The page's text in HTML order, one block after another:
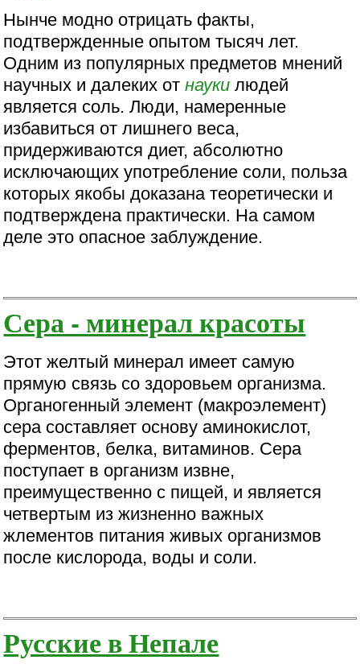
Нынче модно отрицать факты,
подтвержденные опытом тысяч лет.
Одним из популярных предметов мнений
научных и далеких отнауки людей
является соль. Люди, намеренные
избавиться от лишнего веса,
придерживаются диет, абсолютно
исключающих употребление соли, польза
которых якобы доказана теоретически и
подтверждена практически. На самом
деле это опасное заблуждение.
Сера - минерал красоты
Этот желтый минерал имеет самую
прямую связь со здоровьем организма.
Органогенный элемент (макроэлемент)
сера составляет основу аминокислот,
ферментов, белка, витаминов. Сера
поступает в организм извне,
преимущественно с пищей, и является
четвертым из жизненно важных
жлементов питания живых организмов
после кислорода, воды и соли.
Русские в Непале